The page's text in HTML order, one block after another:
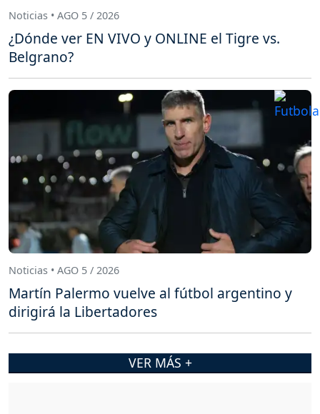
Noticias • AGO 5 / 2026
¿Dónde ver EN VIVO y ONLINE el Tigre vs.
Belgrano?
Noticias • AGO 5 / 2026
Martín Palermo vuelve al fútbol argentino y
dirigirá la Libertadores
VER MÁS +